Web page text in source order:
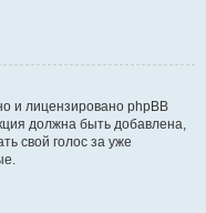
и лицензировано phpBB
должна быть добавлена,
свой голос за уже